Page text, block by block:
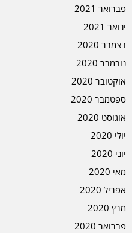
פברואר 2021
ינואר 2021
דצמבר 2020
נובמבר 2020
אוקטובר 2020
ספטמבר 2020
אוגוסט 2020
יולי 2020
יוני 2020
מאי 2020
אפריל 2020
מרץ 2020
פברואר 2020